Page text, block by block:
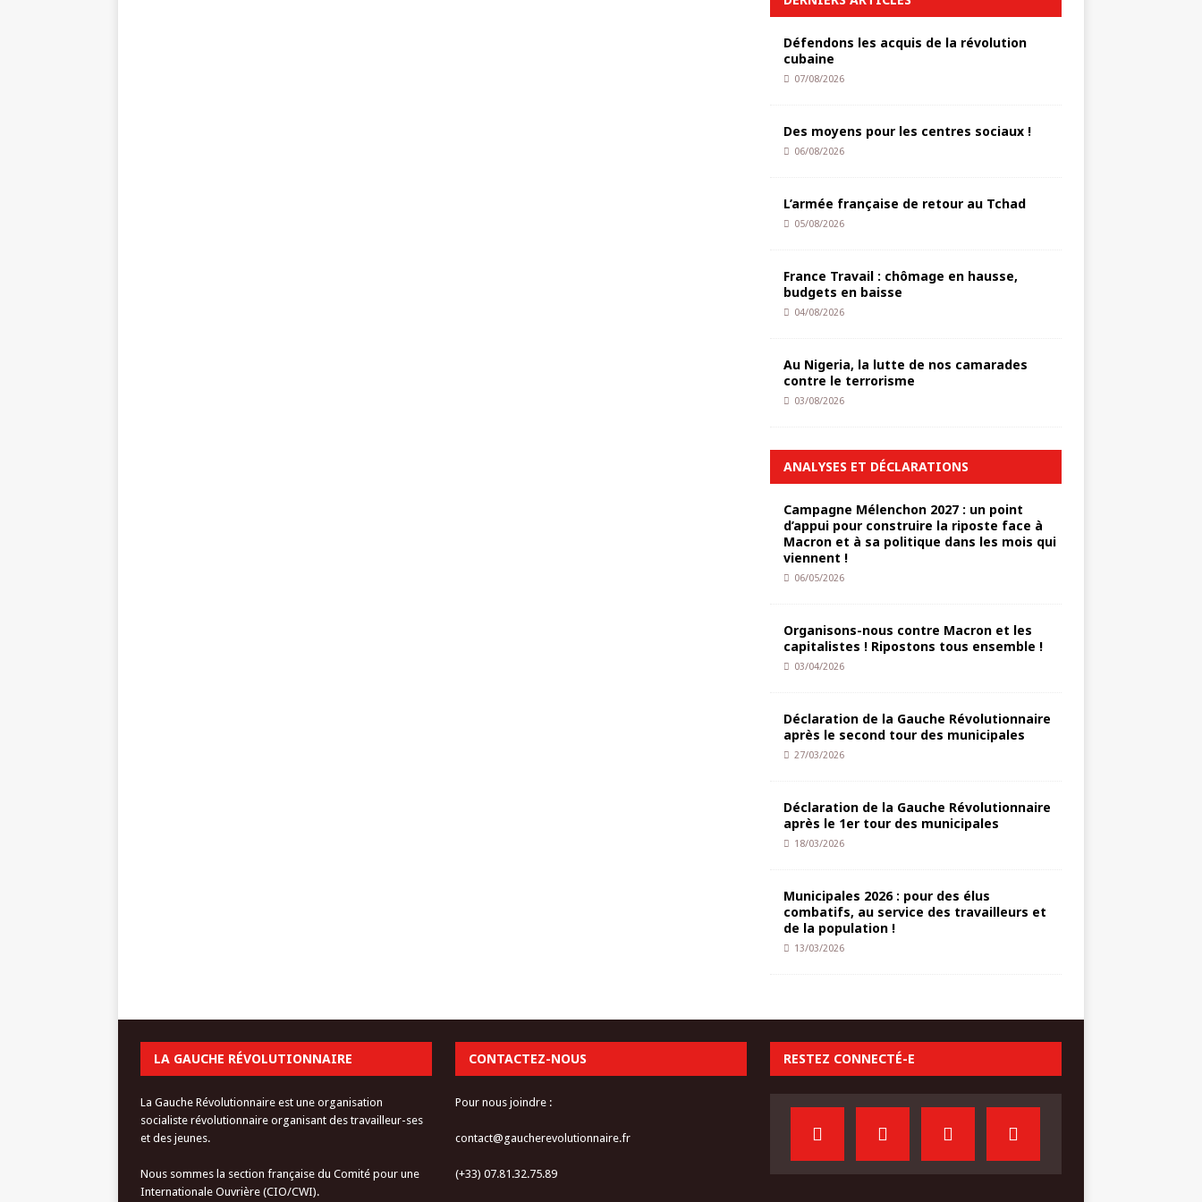
Défendons les acquis de la révolution
cubaine
07/08/2026
Des moyens pour les centres sociaux !
06/08/2026
L’armée française de retour au Tchad
05/08/2026
France Travail : chômage en hausse,
budgets en baisse
04/08/2026
Au Nigeria, la lutte de nos camarades
contre le terrorisme
03/08/2026
ANALYSES ET DÉCLARATIONS
Campagne Mélenchon 2027 : un point
d’appui pour construire la riposte face à
Macron et à sa politique dans les mois qui
viennent !
06/05/2026
Organisons-nous contre Macron et les
capitalistes ! Ripostons tous ensemble !
03/04/2026
Déclaration de la Gauche Révolutionnaire
après le second tour des municipales
27/03/2026
Déclaration de la Gauche Révolutionnaire
après le 1er tour des municipales
18/03/2026
Municipales 2026 : pour des élus
combatifs, au service des travailleurs et
de la population !
13/03/2026
LA GAUCHE RÉVOLUTIONNAIRE
La Gauche Révolutionnaire est une organisation
socialiste révolutionnaire organisant des travailleur-ses
et des jeunes.
Nous sommes la section française du Comité pour une
Internationale Ouvrière (CIO/CWI).
CONTACTEZ-NOUS
Pour nous joindre :
contact@gaucherevolutionnaire.fr
(+33) 07.81.32.75.89
RESTEZ CONNECTÉ-E